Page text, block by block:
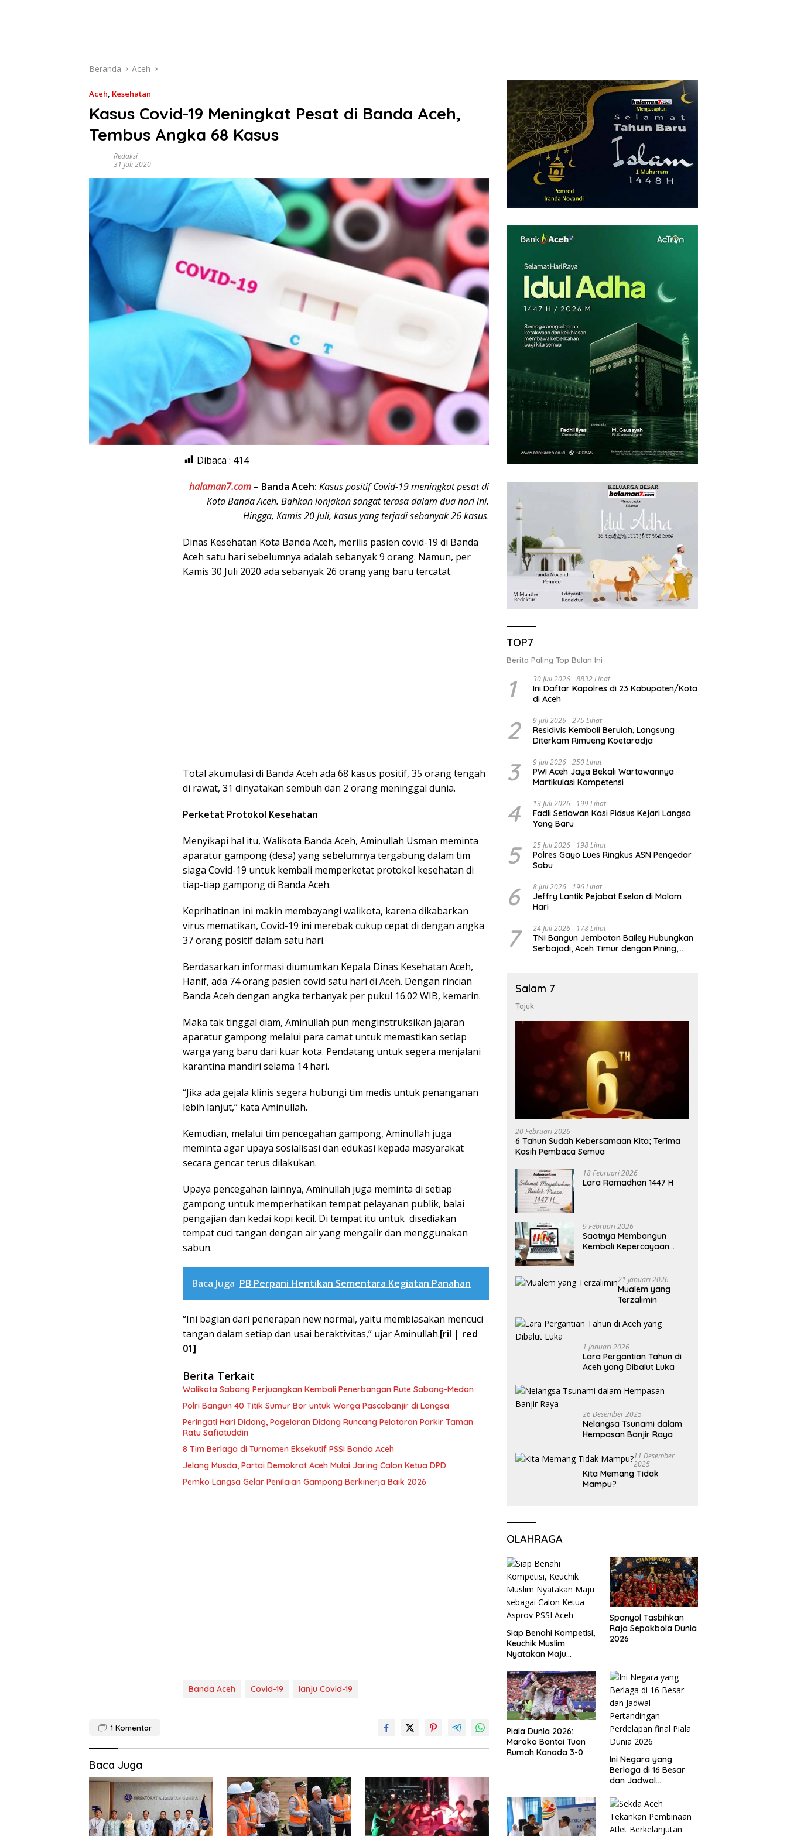
Beranda Aceh
Aceh, Kesehatan
Kasus Covid-19 Meningkat Pesat di Banda Aceh,
Tembus Angka 68 Kasus
Redaksi
31 Juli 2020
Dibaca : 414
halaman7.com – Banda Aceh: Kasus positif Covid-19 meningkat pesat di
Kota Banda Aceh. Bahkan lonjakan sangat terasa dalam dua hari ini.
Hingga, Kamis 20 Juli, kasus yang terjadi sebanyak 26 kasus.
Dinas Kesehatan Kota Banda Aceh, merilis pasien covid-19 di Banda
Aceh satu hari sebelumnya adalah sebanyak 9 orang. Namun, per
Kamis 30 Juli 2020 ada sebanyak 26 orang yang baru tercatat.
Total akumulasi di Banda Aceh ada 68 kasus positif, 35 orang tengah
di rawat, 31 dinyatakan sembuh dan 2 orang meninggal dunia.
Perketat Protokol Kesehatan
Menyikapi hal itu, Walikota Banda Aceh, Aminullah Usman meminta
aparatur gampong (desa) yang sebelumnya tergabung dalam tim
siaga Covid-19 untuk kembali memperketat protokol kesehatan di
tiap-tiap gampong di Banda Aceh.
Keprihatinan ini makin membayangi walikota, karena dikabarkan
virus mematikan, Covid-19 ini merebak cukup cepat di dengan angka
37 orang positif dalam satu hari.
Berdasarkan informasi diumumkan Kepala Dinas Kesehatan Aceh,
Hanif, ada 74 orang pasien covid satu hari di Aceh. Dengan rincian
Banda Aceh dengan angka terbanyak per pukul 16.02 WIB, kemarin.
Maka tak tinggal diam, Aminullah pun menginstruksikan jajaran
aparatur gampong melalui para camat untuk memastikan setiap
warga yang baru dari kuar kota. Pendatang untuk segera menjalani
karantina mandiri selama 14 hari.
“Jika ada gejala klinis segera hubungi tim medis untuk penanganan
lebih lanjut,” kata Aminullah.
Kemudian, melalui tim pencegahan gampong, Aminullah juga
meminta agar upaya sosialisasi dan edukasi kepada masyarakat
secara gencar terus dilakukan.
Upaya pencegahan lainnya, Aminullah juga meminta di setiap
gampong untuk memperhatikan tempat pelayanan publik, balai
pengajian dan kedai kopi kecil. Di tempat itu untuk disediakan
tempat cuci tangan dengan air yang mengalir dan menggunakan
sabun.
Baca Juga PB Perpani Hentikan Sementara Kegiatan Panahan
“Ini bagian dari penerapan new normal, yaitu membiasakan mencuci
tangan dalam setiap dan usai beraktivitas,” ujar Aminullah.[ril | red
01]
Berita Terkait
Walikota Sabang Perjuangkan Kembali Penerbangan Rute Sabang-Medan
Polri Bangun 40 Titik Sumur Bor untuk Warga Pascabanjir di Langsa
Peringati Hari Didong, Pagelaran Didong Runcang Pelataran Parkir Taman
Ratu Safiatuddin
8 Tim Berlaga di Turnamen Eksekutif PSSI Banda Aceh
Jelang Musda, Partai Demokrat Aceh Mulai Jaring Calon Ketua DPD
Pemko Langsa Gelar Penilaian Gampong Berkinerja Baik 2026
Banda Aceh Covid-19 lanju Covid-19
1 Komentar
Baca Juga
TOP7
Berita Paling Top Bulan Ini
1 30 Juli 2026 8832 Lihat
Ini Daftar Kapolres di 23 Kabupaten/Kota
di Aceh
2 9 Juli 2026 275 Lihat
Residivis Kembali Berulah, Langsung
Diterkam Rimueng Koetaradja
3 9 Juli 2026 250 Lihat
PWI Aceh Jaya Bekali Wartawannya
Martikulasi Kompetensi
4 13 Juli 2026 199 Lihat
Fadli Setiawan Kasi Pidsus Kejari Langsa
Yang Baru
5 25 Juli 2026 198 Lihat
Polres Gayo Lues Ringkus ASN Pengedar
Sabu
6 8 Juli 2026 196 Lihat
Jeffry Lantik Pejabat Eselon di Malam
Hari
7 24 Juli 2026 178 Lihat
TNI Bangun Jembatan Bailey Hubungkan
Serbajadi, Aceh Timur dengan Pining,
Salam 7
Tajuk
20 Februari 2026
6 Tahun Sudah Kebersamaan Kita; Terima
Kasih Pembaca Semua
18 Februari 2026
Lara Ramadhan 1447 H
9 Februari 2026
Saatnya Membangun
Kembali Kepercayaan
21 Januari 2026
Mualem yang
Terzalimin
1 Januari 2026
Lara Pergantian Tahun di
Aceh yang Dibalut Luka
26 Desember 2025
Nelangsa Tsunami dalam
Hempasan Banjir Raya
11 Desember
2025
Kita Memang Tidak
Mampu?
OLAHRAGA
Siap Benahi Kompetisi,
Keuchik Muslim
Nyatakan Maju
Asprov PSSI Aceh
Spanyol Tasbihkan
Raja Sepakbola Dunia
2026
Piala Dunia 2026:
Maroko Bantai Tuan
Rumah Kanada 3-0
Ini Negara yang
Berlaga di 16 Besar
dan Jadwal
Perdelapan final Piala
Dunia 2026